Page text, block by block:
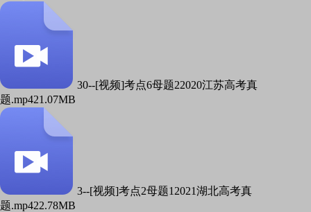
30--[视频]考点6母题22020江苏高考真
题.mp421.07MB
3--[视频]考点2母题12021湖北高考真
题.mp422.78MB